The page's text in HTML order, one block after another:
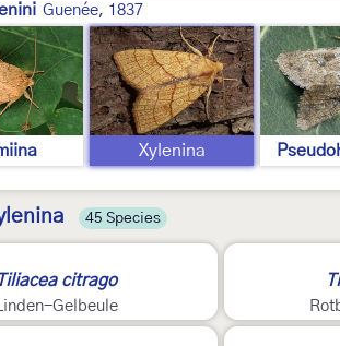
Guenée, 1837
Xylenina
45 Species
Tiliacea citrago
Gelbeule